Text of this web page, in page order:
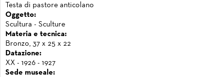
Testa di pastore anticolano
Oggetto:
Scultura - Sculture
Materia e tecnica:
Bronzo, 37 x 25 x 22
Datazione:
XX - 1926 - 1927
Sede museale: